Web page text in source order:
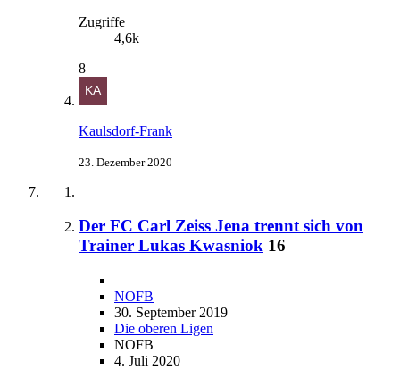
Zugriffe
4,6k
8
Kaulsdorf-Frank
23. Dezember 2020
Der FC Carl Zeiss Jena trennt sich von
Trainer Lukas Kwasniok 16
NOFB
30. September 2019
Die oberen Ligen
NOFB
4. Juli 2020